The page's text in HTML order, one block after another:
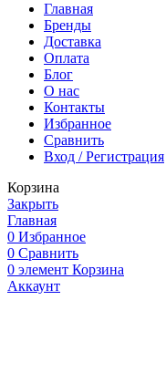
Главная
Бренды
Доставка
Оплата
Блог
О нас
Контакты
Избранное
Сравнить
Вход / Регистрация
Корзина
Закрыть
Главная
0 Избранное
0 Сравнить
0 элемент Корзина
Аккаунт